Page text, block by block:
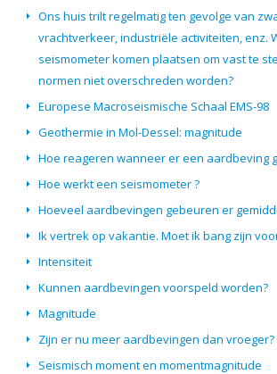
Ons huis trilt regelmatig ten gevolge van
vrachtverkeer, industriële activiteiten, enz.
seismometer komen plaatsen om vast te
normen niet overschreden worden?
Europese Macroseismische Schaal EMS-98
Geothermie in Mol-Dessel: magnitude
Hoe reageren wanneer er een aardbeving
Hoe werkt een seismometer ?
Hoeveel aardbevingen gebeuren er
Ik vertrek op vakantie. Moet ik bang zijn
Intensiteit
Kunnen aardbevingen voorspeld worden?
Magnitude
Zijn er nu meer aardbevingen dan vroeger?
Seismisch moment en momentmagnitude